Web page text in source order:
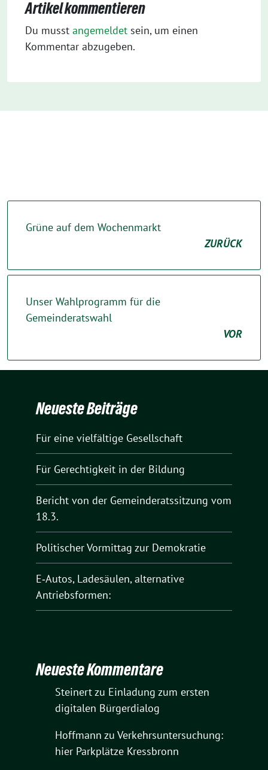
Artikel kommentieren
Du musst angemeldet sein, um einen
Kommentar abzugeben.
Grüne auf dem Wochenmarkt
ZURÜCK
Unser Wahlprogramm für die
Gemeinderatswahl
VOR
Neueste Beiträge
Für eine vielfältige Gesellschaft
Für Gerechtigkeit in der Bildung
Bericht von der Gemeinderatssitzung vom
18.3.
Politischer Vormittag zur Demokratie
E‑Autos, Ladesäulen, alternative
Antriebsformen:
Neueste Kommentare
Steinertzu Einladung zum ersten
digitalen Bürgerdialog
Hoffmann zu Verkehrsuntersuchung:
hier Parkplätze Kressbronn